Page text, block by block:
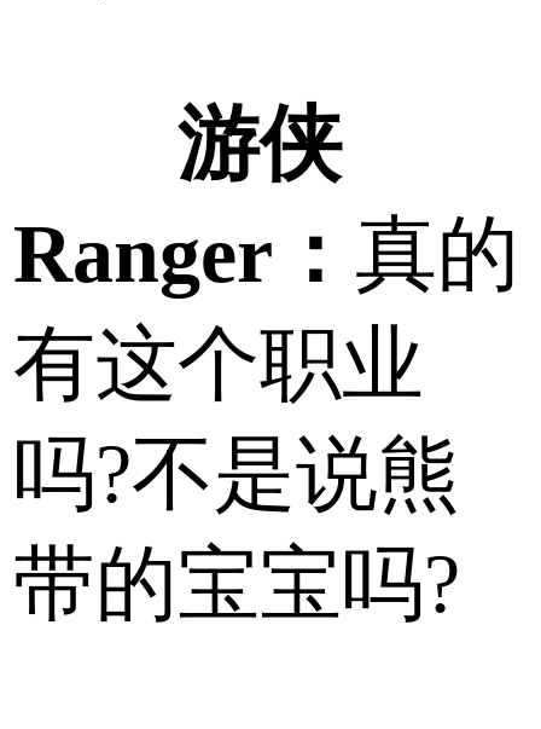
游侠
Ranger： 真的
有这个职业
吗?不是说熊
带的宝宝吗?